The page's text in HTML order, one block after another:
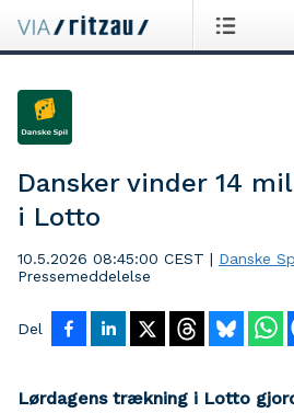
Dansker vinder 14
i Lotto
10.5.2026 08:45:00 CEST | Danske
Pressemeddelelse
Del
Lørdagens trækning i Lotto